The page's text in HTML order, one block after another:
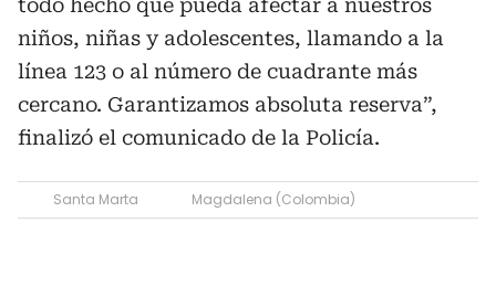
todo hecho que pueda afectar a nuestros
niños, niñas y adolescentes, llamando a la
línea 123 o al número de cuadrante más
cercano. Garantizamos absoluta reserva”,
finalizó el comunicado de la Policía.
Santa Marta Magdalena (Colombia)